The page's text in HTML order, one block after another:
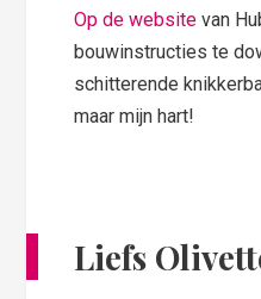
Op de websitevan
bouwinstructies te
schitterende
maar mijn hart!
Liefs